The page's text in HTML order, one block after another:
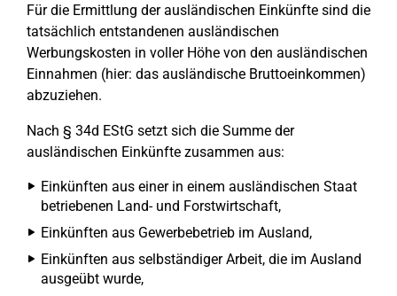
Für die Ermittlung der ausländischen Einkünfte sind die
tatsächlich entstandenen ausländischen
Werbungskosten in voller Höhe von den ausländischen
Einnahmen (hier: das ausländische Bruttoeinkommen)
abzuziehen.
Nach § 34d EStG setzt sich die Summe der
ausländischen Einkünfte zusammen aus:
Einkünften aus einer in einem ausländischen Staat
betriebenen Land- und Forstwirtschaft,
Einkünften aus Gewerbebetrieb im Ausland,
Einkünften aus selbständiger Arbeit, die im Ausland
ausgeübt wurde,